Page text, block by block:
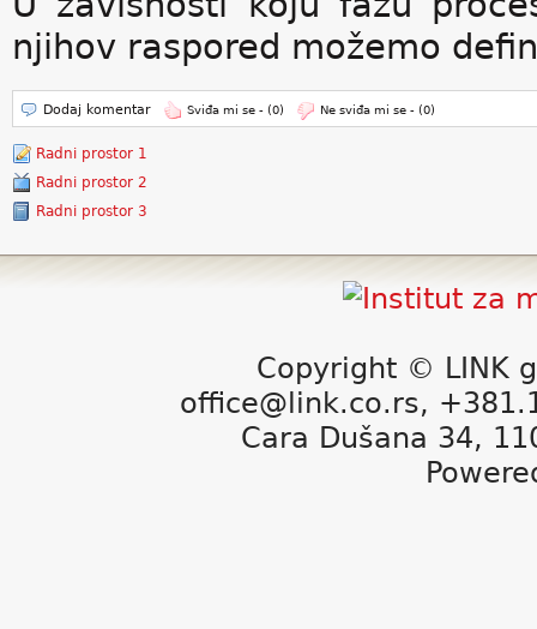
njihov raspored možemo
Dodaj komentar Sviđa mi se - (0) Ne sviđa mi se - (0)
Radni prostor 1
Radni prostor 2
Radni prostor 3
Copyright © LINK
office@link.co.rs,
Cara Dušana 34,